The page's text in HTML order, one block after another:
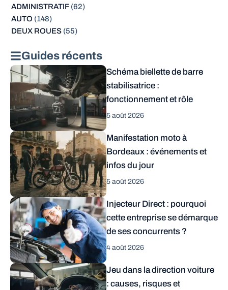
ADMINISTRATIF(62)
AUTO (148)
DEUX ROUES(55)
Guides récents
Schéma biellette de barre
stabilisatrice :
fonctionnement et rôle
5 août 2026
Manifestation moto à
Bordeaux : événements et
infos du jour
5 août 2026
Injecteur Direct : pourquoi
cette entreprise se démarque
de ses concurrents ?
4 août 2026
Jeu dans la direction voiture
: causes, risques et